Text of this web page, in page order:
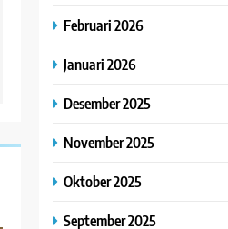
Februari 2026
Januari 2026
Desember 2025
November 2025
Oktober 2025
September 2025